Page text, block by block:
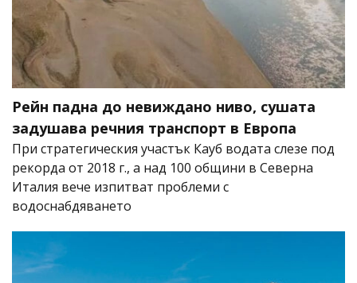
Рейн падна до невиждано ниво, сушата
задушава речния транспорт в Европа
При стратегическия участък Кауб водата слезе под
рекорда от 2018 г., а над 100 общини в Северна
Италия вече изпитват проблеми с
водоснабдяването